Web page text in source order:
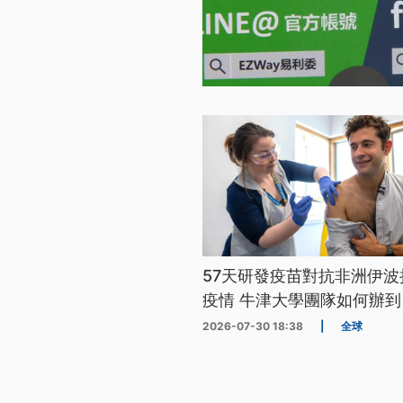
57天研發疫苗對抗非洲伊
疫情 牛津大學團隊如何辦
2026-07-30 18:38 全球